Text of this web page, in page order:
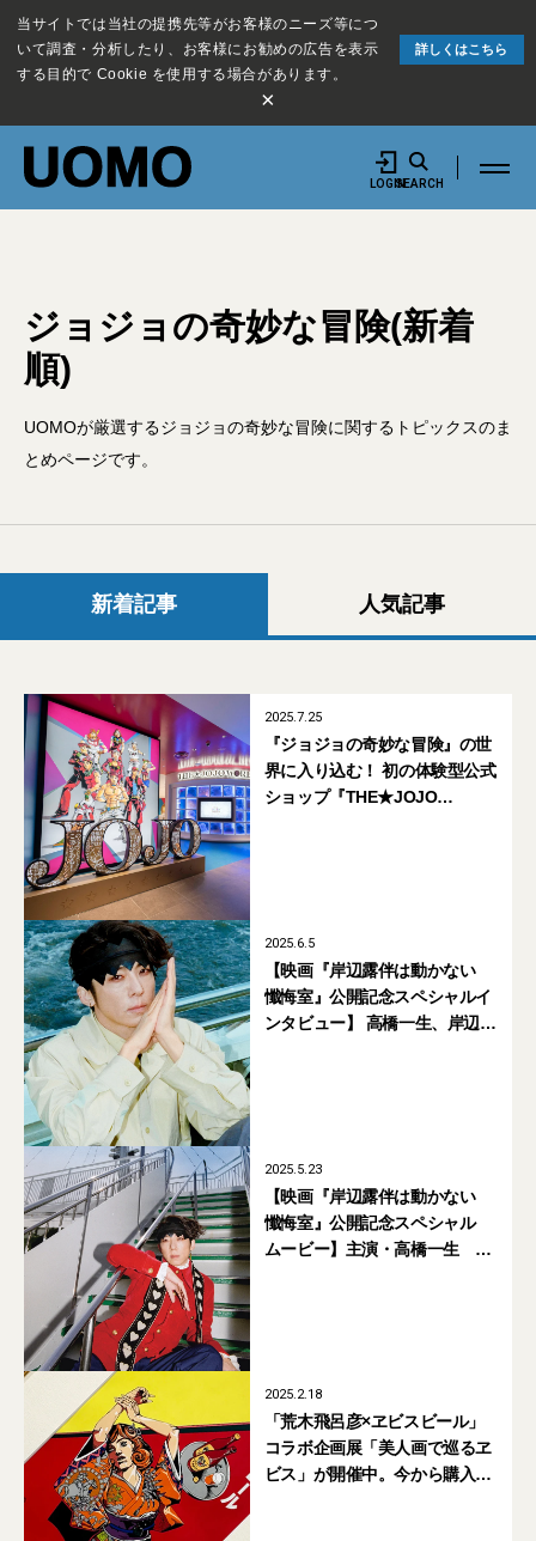
当サイトでは当社の提携先等がお客様のニーズ等につ
いて調査・分析したり、お客様にお勧めの広告を表示
する目的で Cookie を使用する場合があります。
詳しくはこちら
×
LOGINSEARCH
ジョジョの奇妙な冒険(新着
順)
UOMOが厳選するジョジョの奇妙な冒険に関するトピックスのま
とめページです。
新着記事 人気記事
2025.7.25
『ジョジョの奇妙な冒険』の世
界に入り込む！ 初の体験型公式
ショップ『THE★JOJO
2025.6.5
【映画『岸辺露伴は動かない
懺悔室』公開記念スペシャルイ
ンタビュー】 高橋一生、岸辺露
2025.5.23
【映画『岸辺露伴は動かない
懺悔室』公開記念スペシャル
ムービー】主演・高橋一生 岸
2025.2.18
「荒木飛呂彦×ヱビスビール」
コラボ企画展「美人画で巡るヱ
ビス」が開催中。今から購入で